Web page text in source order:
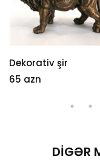
Dekorativ şir
65 azn
DIGƏR